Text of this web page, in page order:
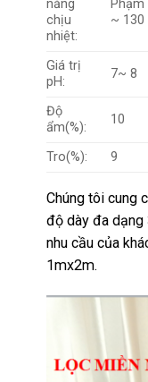
năng
chịu
nhiệt:
Phạm
~ 130
Giá trị
pH:
7~ 8
Độ
ẩm(%):
10
Tro(%): 9
Chúng tôi cung
độ dày đa
nhu cầu của
1mx2m.